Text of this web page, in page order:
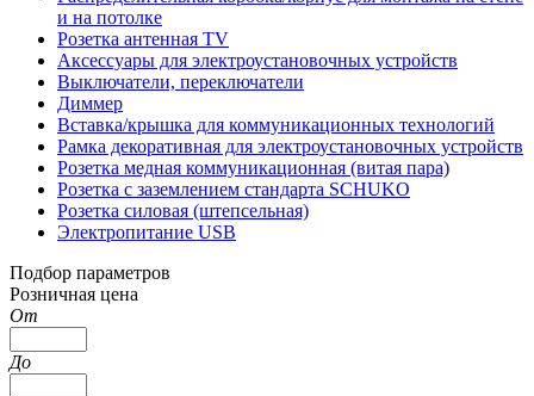
и на потолке
Розетка антенная TV
Аксессуары для электроустановочных устройств
Выключатели, переключатели
Диммер
Вставка/крышка для коммуникационных технологий
Рамка декоративная для электроустановочных устройств
Розетка медная коммуникационная (витая пара)
Розетка с заземлением стандарта SCHUKO
Розетка силовая (штепсельная)
Электропитание USB
Подбор параметров
Розничная цена
От
До